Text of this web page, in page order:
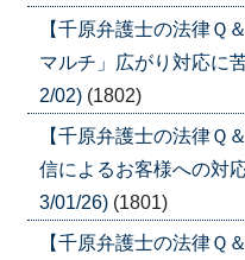
【千原弁護士の法律
マルチ」広がり対応に
2/02) (1802)
【千原弁護士の法律
信によるお客様への対
3/01/26) (1801)
【千原弁護士の法律